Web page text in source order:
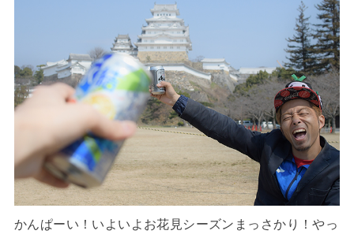
かんぱーい！いよいよお花見シーズンまっさかり！やっ